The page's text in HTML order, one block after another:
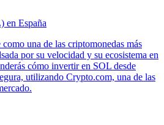
en España
una de las criptomonedas más
por su velocidad y su ecosistema en
cómo invertir en SOL desde
utilizando Crypto.com, una de las